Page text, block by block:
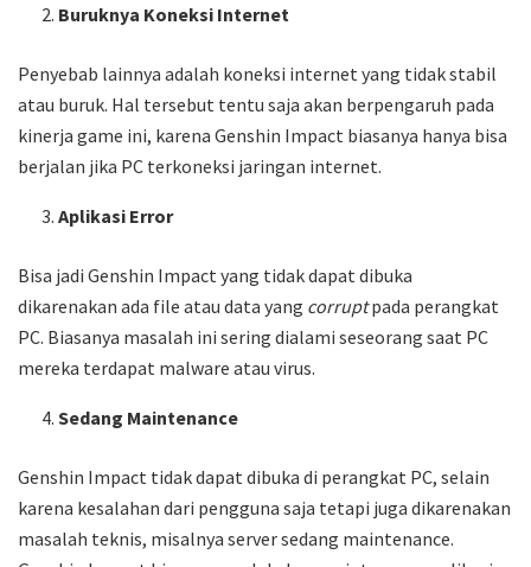
Buruknya Koneksi Internet
Penyebab lainnya adalah koneksi internet yang tidak stabil
atau buruk. Hal tersebut tentu saja akan berpengaruh pada
kinerja game ini, karena Genshin Impact biasanya hanya bisa
berjalan jika PC terkoneksi jaringan internet.
Aplikasi Error
Bisa jadi Genshin Impact yang tidak dapat dibuka
dikarenakan ada file atau data yang corruptpada perangkat
PC. Biasanya masalah ini sering dialami seseorang saat PC
mereka terdapat malware atau virus.
Sedang Maintenance
Genshin Impact tidak dapat dibuka di perangkat PC, selain
karena kesalahan dari pengguna saja tetapi juga dikarenakan
masalah teknis, misalnya server sedang maintenance.